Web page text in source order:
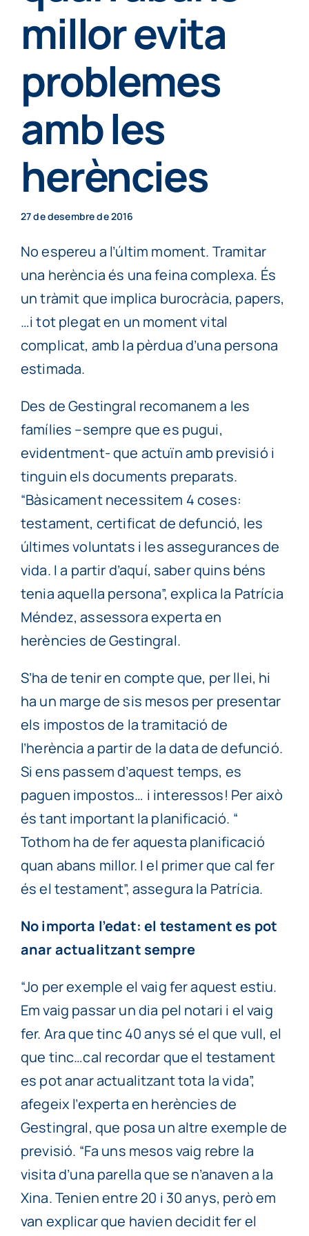
millor evita
problemes
amb les
herències
27 de desembre de 2016
No espereu a l’últim moment. Tramitar
una herènciaés una feina complexa. És
un tràmit que implica burocràcia, papers,
…i tot plegat en un moment vital
complicat, amb la pèrdua d’una persona
estimada.
Des de Gestingral recomanem a les
famílies –sempre que es pugui,
evidentment- que actuïn amb previsió i
tinguin els documents preparats.
“Bàsicament necessitem 4 coses:
testament, certificat de defunció, les
últimes voluntats i les assegurances de
vida. I a partir d’aquí, saber quins béns
tenia aquella persona”, explica la Patrícia
Méndez, assessora experta en
herències de Gestingral.
S’ha de tenir en compte que, per llei, hi
ha un marge de sis mesos per presentar
els impostos de la tramitació de
l’herència a partir de la data de defunció.
Si ens passem d’aquest temps, es
paguen impostos… i interessos! Per això
és tant important la planificació. “
Tothom ha de fer aquesta planificació
quan abans millor. I el primer que cal fer
és el testament”, assegura la Patrícia.
No importa l’edat: el testament es pot
anar actualitzant sempre
“Jo per exemple el vaig fer aquest estiu.
Em vaig passar un dia pel notari i el vaig
fer. Ara que tinc 40 anys sé el que vull, el
que tinc…cal recordar que el testament
es pot anar actualitzant tota la vida”,
afegeix l’experta en herències de
Gestingral, que posa un altre exemple de
previsió. “Fa uns mesos vaig rebre la
visita d’una parella que se n’anaven a la
Xina. Tenien entre 20 i 30 anys, però em
van explicar que havien decidit fer el